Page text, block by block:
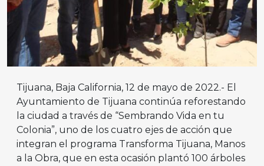
Tijuana, Baja California, 12 de mayo de 2022.- El
Ayuntamiento de Tijuana continúa reforestando
la ciudad a través de “Sembrando Vida en tu
Colonia”, uno de los cuatro ejes de acción que
integran el programa Transforma Tijuana, Manos
a la Obra, que en esta ocasión plantó 100 árboles